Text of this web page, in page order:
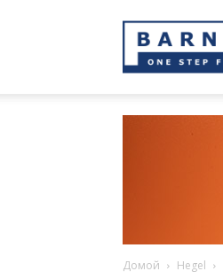
Sound
Blog
Домой Hegel